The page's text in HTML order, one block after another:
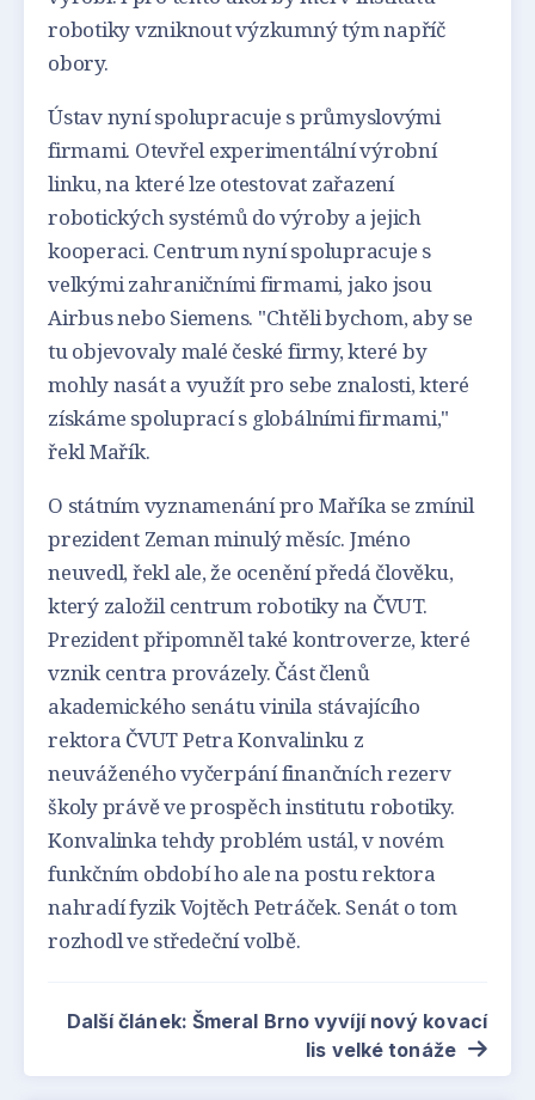
robotiky vzniknout výzkumný tým napříč
obory.
Ústav nyní spolupracuje s průmyslovými
firmami. Otevřel experimentální výrobní
linku, na které lze otestovat zařazení
robotických systémů do výroby a jejich
kooperaci. Centrum nyní spolupracuje s
velkými zahraničními firmami, jako jsou
Airbus nebo Siemens. "Chtěli bychom, aby se
tu objevovaly malé české firmy, které by
mohly nasát a využít pro sebe znalosti, které
získáme spoluprací s globálními firmami,"
řekl Mařík.
O státním vyznamenání pro Maříka se zmínil
prezident Zeman minulý měsíc. Jméno
neuvedl, řekl ale, že ocenění předá člověku,
který založil centrum robotiky na ČVUT.
Prezident připomněl také kontroverze, které
vznik centra provázely. Část členů
akademického senátu vinila stávajícího
rektora ČVUT Petra Konvalinku z
neuváženého vyčerpání finančních rezerv
školy právě ve prospěch institutu robotiky.
Konvalinka tehdy problém ustál, v novém
funkčním období ho ale na postu rektora
nahradí fyzik Vojtěch Petráček. Senát o tom
rozhodl ve středeční volbě.
Další článek: Šmeral Brno vyvíjí nový kovací
lis velké tonáže